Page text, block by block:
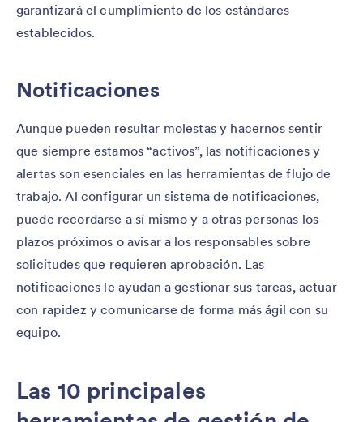
garantizará el cumplimiento de los estándares
establecidos.
Notificaciones
Aunque pueden resultar molestas y hacernos sentir
que siempre estamos “activos”, las notificaciones y
alertas son esenciales en las herramientas de flujo de
trabajo. Al configurar un sistema de notificaciones,
puede recordarse a sí mismo y a otras personas los
plazos próximos o avisar a los responsables sobre
solicitudes que requieren aprobación. Las
notificaciones le ayudan a gestionar sus tareas, actuar
con rapidez y comunicarse de forma más ágil con su
equipo.
Las 10 principales